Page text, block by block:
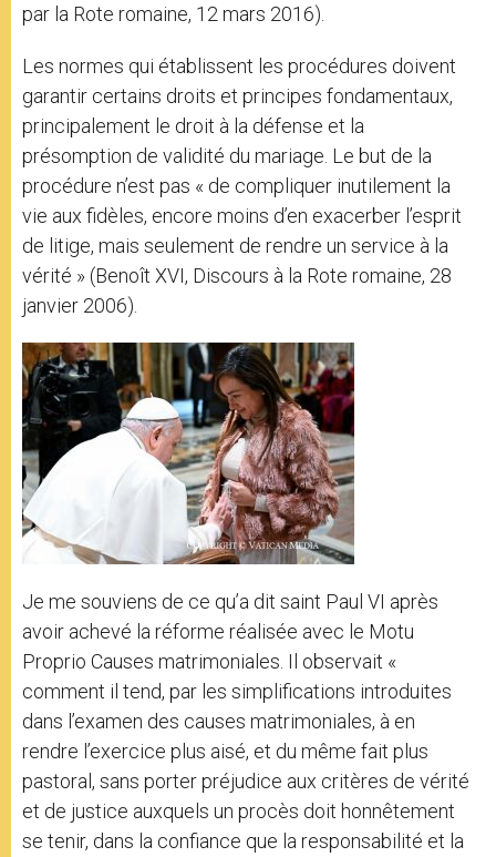
par la Rote romaine, 12 mars 2016).
Les normes qui établissent les procédures doivent
garantir certains droits et principes fondamentaux,
principalement le droit à la défense et la
présomption de validité du mariage. Le but de la
procédure n’est pas « de compliquer inutilement la
vie aux fidèles, encore moins d’en exacerber l’esprit
de litige, mais seulement de rendre un service à la
vérité » (Benoît XVI, Discours à la Rote romaine, 28
janvier 2006).
Je me souviens de ce qu’a dit saint Paul VI après
avoir achevé la réforme réalisée avec le Motu
Proprio Causes matrimoniales. Il observait «
comment il tend, par les simplifications introduites
dans l’examen des causes matrimoniales, à en
rendre l’exercice plus aisé, et du même fait plus
pastoral, sans porter préjudice aux critères de vérité
et de justice auxquels un procès doit honnêtement
se tenir, dans la confiance que la responsabilité et la